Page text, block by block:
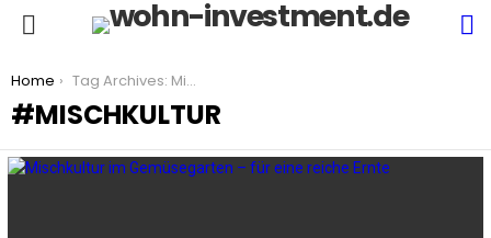
You are here:
Home Tag Archives: Mischkultur
MISCHKULTUR